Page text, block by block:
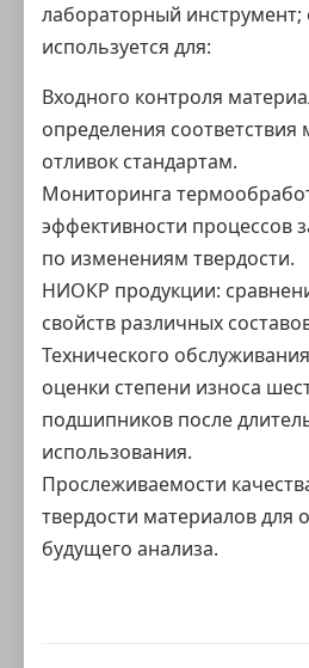
лабораторный инструмент;
используется для:
Входного контроля
определения соответствия
отливок стандартам.
Мониторинга
эффективности процессов
по изменениям твердости.
НИОКР продукции:
свойств различных
Технического
оценки степени износа
подшипников после
использования.
Прослеживаемости
твердости материалов для
будущего анализа.